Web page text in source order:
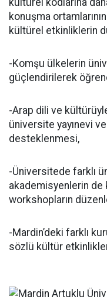
kültürel kodlarına
konuşma
kültürel etkinliklerin
-Komşu ülkelerin
güçlendirilerek
-Arap dili ve
üniversite yayınevi
desteklenmesi,
-Üniversitede farklı
akademisyenlerin de
workshopların
-Mardin’deki farklı
sözlü kültür